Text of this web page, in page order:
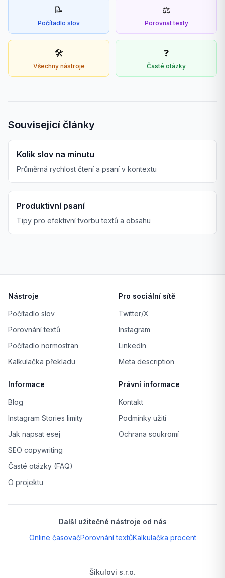
📝
Počítadlo slov
⚖️
Porovnat texty
🛠️
Všechny nástroje
❓
Časté otázky
Související články
Kolik slov na minutu
Průměrná rychlost čtení a psaní v kontextu
Produktivní psaní
Tipy pro efektivní tvorbu textů a obsahu
Nástroje
Počítadlo slov
Porovnání textů
Počítadlo normostran
Kalkulačka překladu
Pro sociální sítě
Twitter/X
Instagram
LinkedIn
Meta description
Informace
Blog
Instagram Stories limity
Jak napsat esej
SEO copywriting
Časté otázky (FAQ)
O projektu
Právní informace
Kontakt
Podmínky užití
Ochrana soukromí
Další užitečné nástroje od nás
Online časovačPorovnání textůKalkulačka procent
Šikulovi s.r.o.